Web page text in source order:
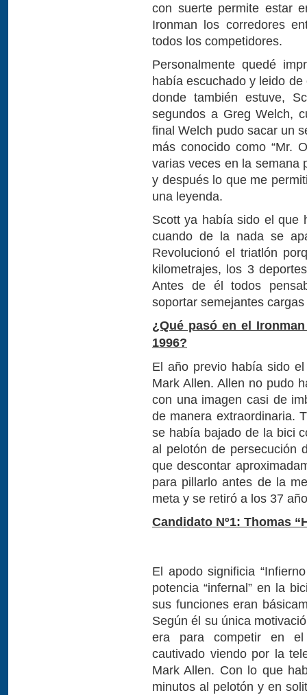
con suerte permite estar
Ironman los corredores
todos los competidores.
Personalmente quedé
había escuchado y leido
donde también estuve,
segundos a Greg Welch,
final Welch pudo sacar un
más conocido como “Mr.
varias veces en la semana
y después lo que me
una leyenda.
Scott ya había sido el que
cuando de la nada se
Revolucionó el triatlón
kilometrajes, los 3
Antes de él todos
soportar semejantes
¿Qué pasó en el
1996?
El año previo había sido
Mark Allen. Allen no pudo
con una imagen casi de
de manera extraordinaria.
se había bajado de la bici
al pelotón de persecución
que descontar
para pillarlo antes de la
meta y se retiró a los 37
Candidato Nº1: Thomas
El apodo significia
potencia “infernal” en la
sus funciones eran
Según él su única
era para competir en el
cautivado viendo por la
Mark Allen. Con lo que
minutos al pelotón y en